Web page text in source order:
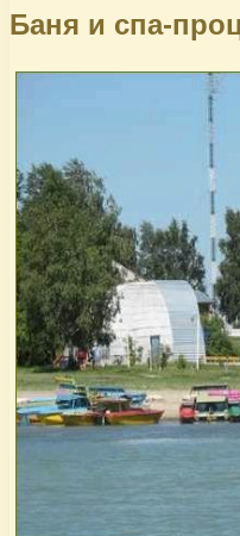
Баня и спа-